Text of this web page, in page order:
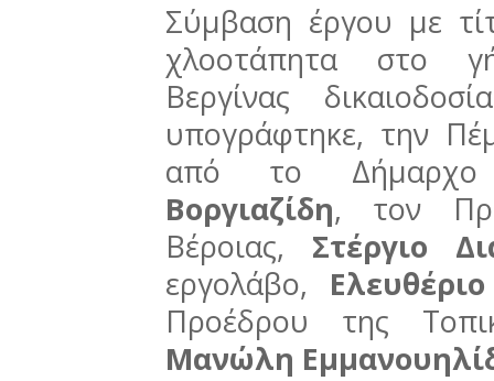
Σύμβαση έργου με
χλοοτάπητα στο
Βεργίνας
υπογράφτηκε, την
από το
Βοργιαζίδη, τον
Βέροιας, Στέργιο
εργολάβο,
Προέδρου της
Μανώλη